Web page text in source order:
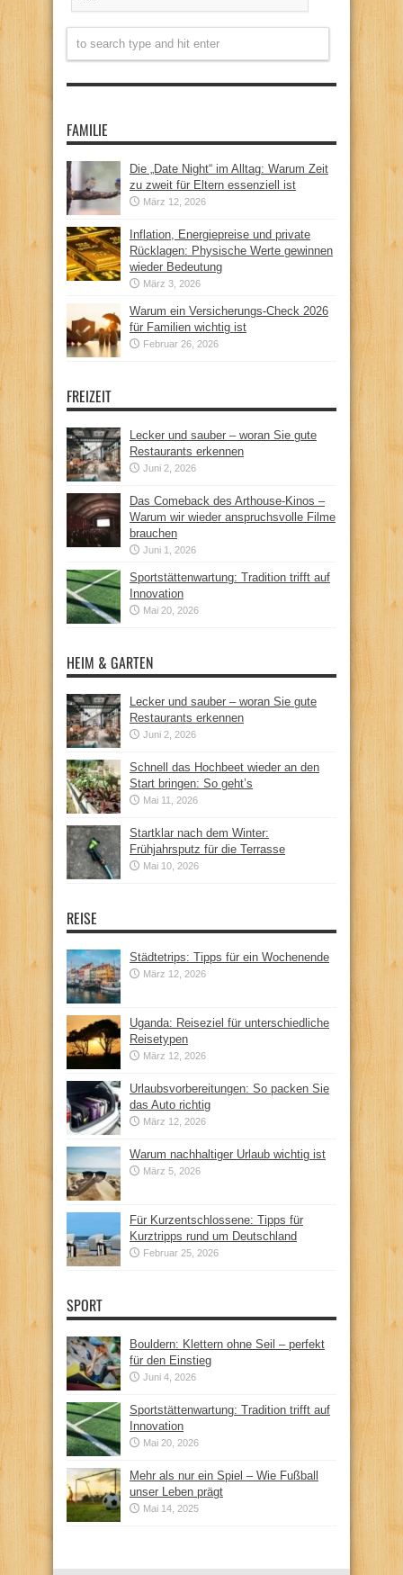
FAMILIE
Die „Date Night“ im Alltag: Warum Zeit
zu zweit für Eltern essenziell ist
März 12, 2026
Inflation, Energiepreise und private
Rücklagen: Physische Werte gewinnen
wieder Bedeutung
März 3, 2026
Warum ein Versicherungs-Check 2026
für Familien wichtig ist
Februar 26, 2026
FREIZEIT
Lecker und sauber – woran Sie gute
Restaurants erkennen
Juni 2, 2026
Das Comeback des Arthouse-Kinos –
Warum wir wieder anspruchsvolle Filme
brauchen
Juni 1, 2026
Sportstättenwartung: Tradition trifft auf
Innovation
Mai 20, 2026
HEIM & GARTEN
Lecker und sauber – woran Sie gute
Restaurants erkennen
Juni 2, 2026
Schnell das Hochbeet wieder an den
Start bringen: So geht’s
Mai 11, 2026
Startklar nach dem Winter:
Frühjahrsputz für die Terrasse
Mai 10, 2026
REISE
Städtetrips: Tipps für ein Wochenende
März 12, 2026
Uganda: Reiseziel für unterschiedliche
Reisetypen
März 12, 2026
Urlaubsvorbereitungen: So packen Sie
das Auto richtig
März 12, 2026
Warum nachhaltiger Urlaub wichtig ist
März 5, 2026
Für Kurzentschlossene: Tipps für
Kurztripps rund um Deutschland
Februar 25, 2026
SPORT
Bouldern: Klettern ohne Seil – perfekt
für den Einstieg
Juni 4, 2026
Sportstättenwartung: Tradition trifft auf
Innovation
Mai 20, 2026
Mehr als nur ein Spiel – Wie Fußball
unser Leben prägt
Mai 14, 2025